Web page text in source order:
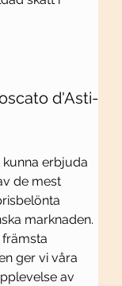
d'Asti-
erbjuda
de mest
marknaden.
ger vi våra
av